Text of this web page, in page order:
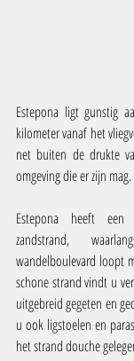
Estepona ligt gunstig
kilometer vanaf het
net buiten de drukte
omgeving die er zijn mag.
Estepona heeft een
zandstrand,
wandelboulevard loopt
schone strand vindt u
uitgebreid gegeten en
u ook ligstoelen en
het strand douche